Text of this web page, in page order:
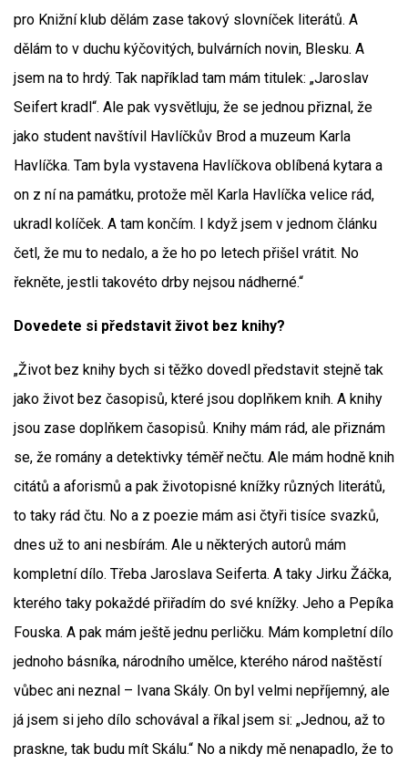
pro Knižní klub dělám zase takový slovníček literátů. A
dělám to v duchu kýčovitých, bulvárních novin, Blesku. A
jsem na to hrdý. Tak například tam mám titulek: „Jaroslav
Seifert kradl“. Ale pak vysvětluju, že se jednou přiznal, že
jako student navštívil Havlíčkův Brod a muzeum Karla
Havlíčka. Tam byla vystavena Havlíčkova oblíbená kytara a
on z ní na památku, protože měl Karla Havlíčka velice rád,
ukradl kolíček. A tam končím. I když jsem v jednom článku
četl, že mu to nedalo, a že ho po letech přišel vrátit. No
řekněte, jestli takovéto drby nejsou nádherné.“
Dovedete si představit život bez knihy?
„Život bez knihy bych si těžko dovedl představit stejně tak
jako život bez časopisů, které jsou doplňkem knih. A knihy
jsou zase doplňkem časopisů. Knihy mám rád, ale přiznám
se, že romány a detektivky téměř nečtu. Ale mám hodně knih
citátů a aforismů a pak životopisné knížky různých literátů,
to taky rád čtu. No a z poezie mám asi čtyři tisíce svazků,
dnes už to ani nesbírám. Ale u některých autorů mám
kompletní dílo. Třeba Jaroslava Seiferta. A taky Jirku Žáčka,
kterého taky pokaždé přiřadím do své knížky. Jeho a Pepíka
Fouska. A pak mám ještě jednu perličku. Mám kompletní dílo
jednoho básníka, národního umělce, kterého národ naštěstí
vůbec ani neznal – Ivana Skály. On byl velmi nepříjemný, ale
já jsem si jeho dílo schovával a říkal jsem si: „Jednou, až to
praskne, tak budu mít Skálu.“ No a nikdy mě nenapadlo, že to